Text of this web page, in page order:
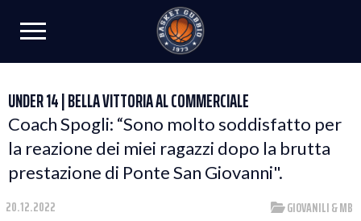
UNDER 14 | BELLA VITTORIA AL COMMERCIALE
Coach Spogli: “Sono molto soddisfatto per
la reazione dei miei ragazzi dopo la brutta
prestazione di Ponte San Giovanni".
20.12.2022 GIOVANILI & MB